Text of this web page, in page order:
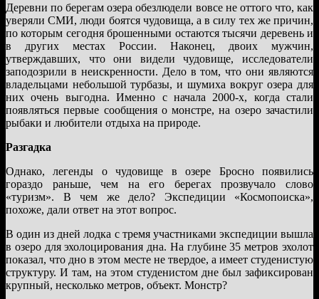
Деревни по берегам озера обезлюдели вовсе не оттого что, как
уверяли СМИ, люди боятся чудовища, а в силу тех же причин,
по которым сегодня брошенными остаются тысячи деревень и
в других местах России. Наконец, двоих мужчин,
утверждавших, что они видели чудовище, исследователи
заподозрили в неискренности. Дело в том, что они являются
владельцами небольшой турбазы, и шумиха вокруг озера для
них очень выгодна. Именно с начала 2000-х, когда стали
появляться первые сообщения о монстре, на озеро зачастили
рыбаки и любители отдыха на природе.
Разгадка
Однако, легенды о чудовище в озере Бросно появились
гораздо раньше, чем на его берегах прозвучало слово
«туризм». В чем же дело? Экспедиции «Космопоиска»,
похоже, дали ответ на этот вопрос.
В один из дней лодка с тремя участниками экспедиции вышла
в озеро для эхолоцирования дна. На глубине 35 метров эхолот
показал, что дно в этом месте не твердое, а имеет студенистую
структуру. И там, на этом студенистом дне был зафиксирован
крупный, несколько метров, объект. Монстр?